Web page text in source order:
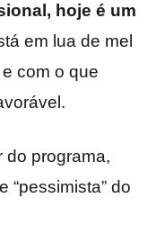
hoje é um
em lua de mel
com o que
do programa,
“pessimista” do